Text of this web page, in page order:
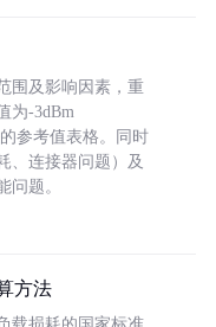
围及影响因素，重
为-3dBm
参考值表格。同时
、连接器问题）及
问题。
方法